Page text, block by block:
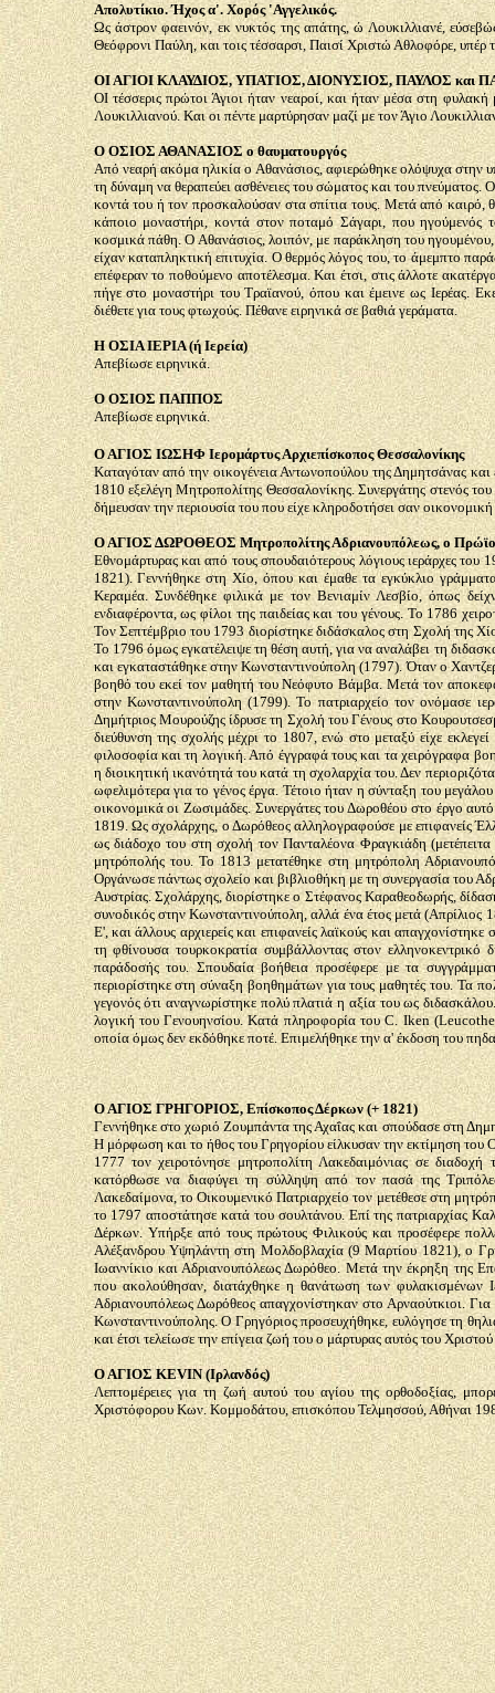
Απολυτίκιο. Ήχος α'. Χορός 'Αγγελικός.
Ως άστρον φαεινόν, εκ νυκτός της απάτης, ώ Λουκιλλιανέ,
Θεόφρονι Παύλη, και τοις τέσσαρσι, Παισί Χριστώ Αθλοφόρε,
ΟΙ ΑΓΙΟΙ ΚΛΑΥΔΙΟΣ, ΥΠΑΤΙΟΣ, ΔΙΟΝΥΣΙΟΣ, ΠΑΥΛΟΣ και
ΟΙ τέσσερις πρώτοι Άγιοι ήταν νεαροί, και ήταν μέσα στη
Λουκιλλιανού. Και οι πέντε μαρτύρησαν μαζί με τον Άγιο
Ο ΟΣΙΟΣ ΑΘΑΝΑΣΙΟΣ ο θαυματουργός
Από νεαρή ακόμα ηλικία ο Αθανάσιος, αφιερώθηκε ολόψυχα στην
τη δύναμη να θεραπεύει ασθένειες του σώματος και του πνεύματος.
κοντά του ή τον προσκαλούσαν στα σπίτια τους. Μετά από καιρό,
κάποιο μοναστήρι, κοντά στον ποταμό Σάγαρι, που ηγούμενός
κοσμικά πάθη. Ο Αθανάσιος, λοιπόν, με παράκληση του
είχαν καταπληκτική επιτυχία. Ο θερμός λόγος του, το άμεμπτο
επέφεραν το ποθούμενο αποτέλεσμα. Και έτσι, στις άλλοτε
πήγε στο μοναστήρι του Τραϊανού, όπου και έμεινε ως Ιερέας.
διέθετε για τους φτωχούς. Πέθανε ειρηνικά σε βαθιά γεράματα.
Η ΟΣΙΑ ΙΕΡΙΑ (ή Ιερεία)
Απεβίωσε ειρηνικά.
Ο ΟΣΙΟΣ ΠΑΠΠΟΣ
Απεβίωσε ειρηνικά.
Ο ΑΓΙΟΣ ΙΩΣΗΦ Ιερομάρτυς Αρχιεπίσκοπος Θεσσαλονίκης
Καταγόταν από την οικογένεια Αντωνοπούλου της Δημητσάνας
1810 εξελέγη Μητροπολίτης Θεσσαλονίκης. Συνεργάτης στενός
δήμευσαν την περιουσία του που είχε κληροδοτήσει σαν
Ο ΑΓΙΟΣ ΔΩΡΟΘΕΟΣ Μητροπολίτης Αδριανουπόλεως, ο
Εθνομάρτυρας και από τους σπουδαιότερους λόγιους ιεράρχες
1821). Γεννήθηκε στη Χίο, όπου και έμαθε τα εγκύκλιο
Κεραμέα. Συνδέθηκε φιλικά με τον Βενιαμίν Λεσβίο, όπως
ενδιαφέροντα, ως φίλοι της παιδείας και του γένους. Το 1786
Τον Σεπτέμβριο του 1793 διορίστηκε διδάσκαλος στη Σχολή της
Το 1796 όμως εγκατέλειψε τη θέση αυτή, για να αναλάβει τη
και εγκαταστάθηκε στην Κωνσταντινούπολη (1797). Όταν ο
βοηθό του εκεί τον μαθητή του Νεόφυτο Βάμβα. Μετά τον
στην Κωνσταντινούπολη (1799). Το πατριαρχείο τον ονόμασε
Δημήτριος Μουρούζης ίδρυσε τη Σχολή του Γένους στο
διεύθυνση της σχολής μέχρι το 1807, ενώ στο μεταξύ είχε
φιλοσοφία και τη λογική. Από έγγραφά τους και τα χειρόγραφα
η διοικητική ικανότητά του κατά τη σχολαρχία του. Δεν
ωφελιμότερα για το γένος έργα. Τέτοιο ήταν η σύνταξη του
οικονομικά οι Ζωσιμάδες. Συνεργάτες του Δωροθέου στο έργο
1819. Ως σχολάρχης, ο Δωρόθεος αλληλογραφούσε με επιφανείς
ως διάδοχο του στη σχολή τον Πανταλέονα Φραγκιάδη
μητρόπολής του. Το 1813 μετατέθηκε στη μητρόπολη
Οργάνωσε πάντως σχολείο και βιβλιοθήκη με τη συνεργασία του
Αυστρίας. Σχολάρχης, διορίστηκε ο Στέφανος Καραθεοδωρής,
συνοδικός στην Κωνσταντινούπολη, αλλά ένα έτος μετά
Ε', και άλλους αρχιερείς και επιφανείς λαϊκούς και
τη φθίνουσα τουρκοκρατία συμβάλλοντας στον
παράδοσής του. Σπουδαία βοήθεια προσέφερε με τα
περιορίστηκε στη σύναξη βοηθημάτων για τους μαθητές του. Τα
γεγονός ότι αναγνωρίστηκε πολύ πλατιά η αξία του ως
λογική του Γενουηνσίου. Κατά πληροφορία του C. Iken
οποία όμως δεν εκδόθηκε ποτέ. Επιμελήθηκε την α' έκδοση του
Ο ΑΓΙΟΣ ΓΡΗΓΟΡΙΟΣ, Επίσκοπος Δέρκων (+ 1821)
Γεννήθηκε στο χωριό Ζουμπάντα της Αχαΐας και σπούδασε στη
Η μόρφωση και το ήθος του Γρηγορίου είλκυσαν την εκτίμηση
1777 τον χειροτόνησε μητροπολίτη Λακεδαιμόνιας σε
κατόρθωσε να διαφύγει τη σύλληψη από τον πασά της
Λακεδαίμονα, το Οικουμενικό Πατριαρχείο τον μετέθεσε στη
το 1797 αποστάτησε κατά του σουλτάνου. Επί της πατριαρχίας
Δέρκων. Υπήρξε από τους πρώτους Φιλικούς και προσέφερε
Αλέξανδρου Υψηλάντη στη Μολδοβλαχία (9 Μαρτίου 1821), ο
Ιωαννίκιο και Αδριανουπόλεως Δωρόθεο. Μετά την έκρηξη της
που ακολούθησαν, διατάχθηκε η θανάτωση των φυλακισμένων
Αδριανουπόλεως Δωρόθεος απαγχονίστηκαν στο Αρναούτκιοι.
Κωνσταντινούπολης. Ο Γρηγόριος προσευχήθηκε, ευλόγησε τη
και έτσι τελείωσε την επίγεια ζωή του ο μάρτυρας αυτός του
Ο ΑΓΙΟΣ KEVIN (Ιρλανδός)
Λεπτομέρειες για τη ζωή αυτού του αγίου της ορθοδοξίας,
Χριστόφορου Κων. Κομμοδάτου, επισκόπου Τελμησσού, Αθήναι